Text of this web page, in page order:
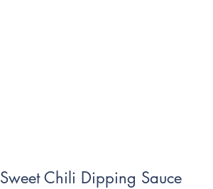
Sweet Chili Dipping Sauce